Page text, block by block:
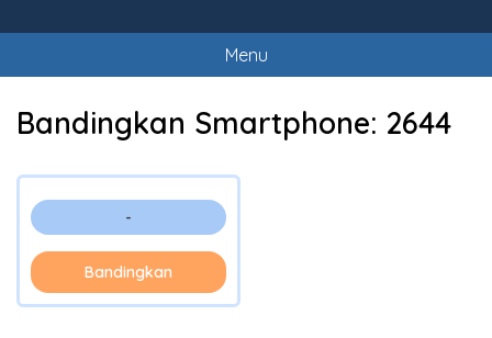
Menu
Bandingkan Smartphone: 2644
-
Bandingkan